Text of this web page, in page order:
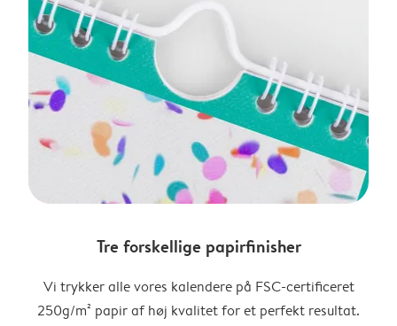
Tre forskellige papirfinisher
Vi trykker alle vores kalendere på FSC-certificeret
250g/m² papir af høj kvalitet for et perfekt resultat.